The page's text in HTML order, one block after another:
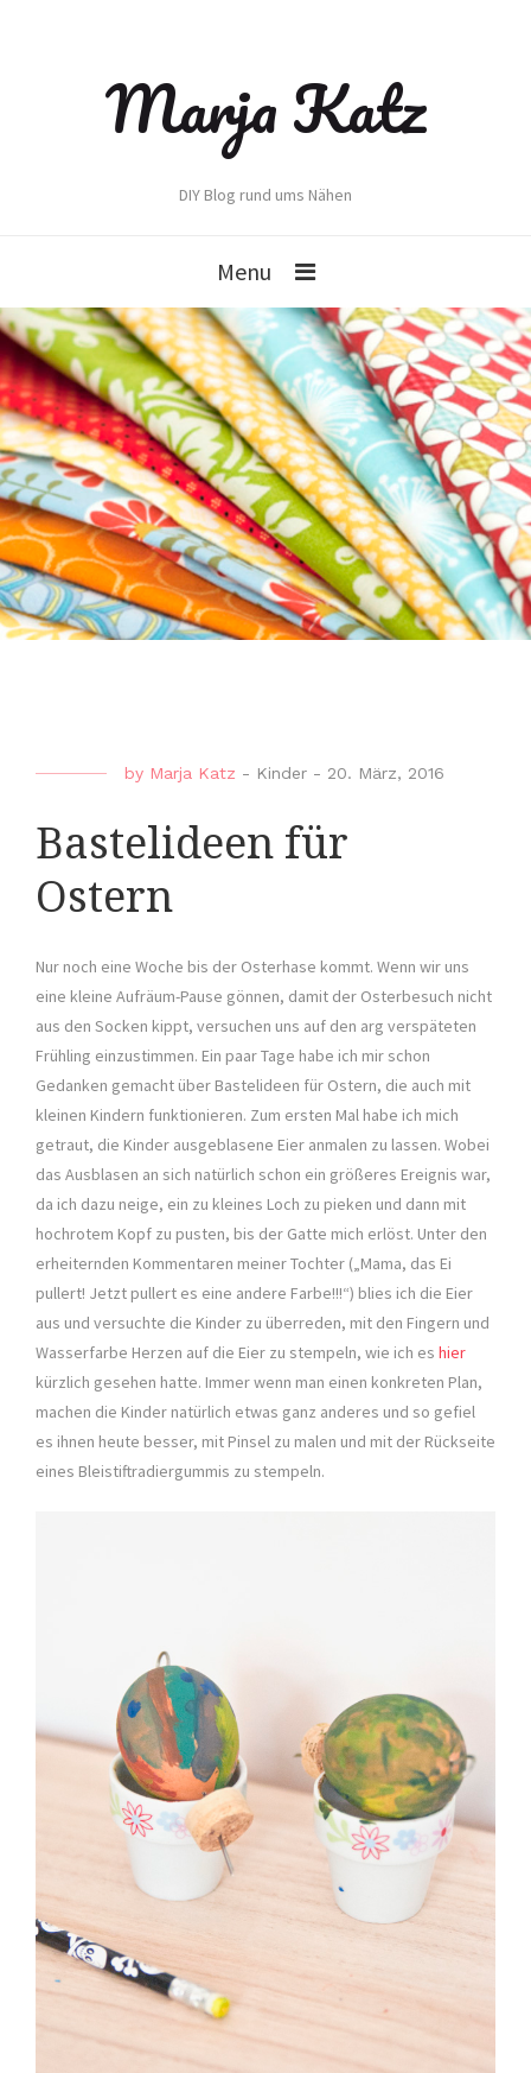
Marja Katz
DIY Blog rund ums Nähen
Menu
by Marja Katz - Kinder - 20. März, 2016
Bastelideen für
Ostern
Nur noch eine Woche bis der Osterhase kommt. Wenn wir uns
eine kleine Aufräum-Pause gönnen, damit der Osterbesuch nicht
aus den Socken kippt, versuchen uns auf den arg verspäteten
Frühling einzustimmen. Ein paar Tage habe ich mir schon
Gedanken gemacht über Bastelideen für Ostern, die auch mit
kleinen Kindern funktionieren. Zum ersten Mal habe ich mich
getraut, die Kinder ausgeblasene Eier anmalen zu lassen. Wobei
das Ausblasen an sich natürlich schon ein größeres Ereignis war,
da ich dazu neige, ein zu kleines Loch zu pieken und dann mit
hochrotem Kopf zu pusten, bis der Gatte mich erlöst. Unter den
erheiternden Kommentaren meiner Tochter („Mama, das Ei
pullert! Jetzt pullert es eine andere Farbe!!!“) blies ich die Eier
aus und versuchte die Kinder zu überreden, mit den Fingern und
Wasserfarbe Herzen auf die Eier zu stempeln, wie ich es hier
kürzlich gesehen hatte. Immer wenn man einen konkreten Plan,
machen die Kinder natürlich etwas ganz anderes und so gefiel
es ihnen heute besser, mit Pinsel zu malen und mit der Rückseite
eines Bleistiftradiergummis zu stempeln.